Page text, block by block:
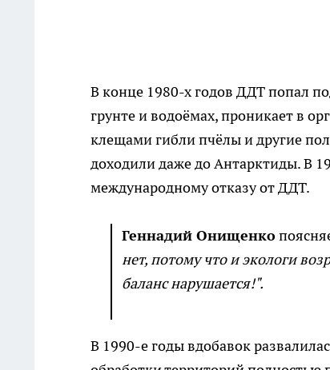
В конце 1980-х годов ДДТ попал
грунте и водоёмах, проникает в
клещами гибли пчёлы и другие
доходили даже до Антарктиды. В
международному отказу от ДДТ.
Геннадий Онищенко
нет, потому что и экологи
баланс нарушается!".
В 1990-е годы вдобавок